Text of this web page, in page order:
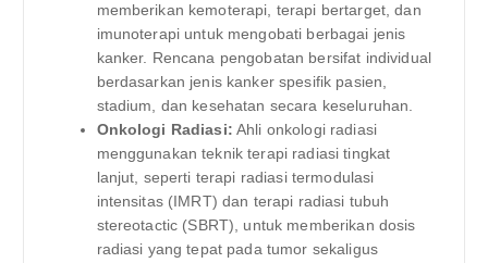
memberikan kemoterapi, terapi bertarget, dan
imunoterapi untuk mengobati berbagai jenis
kanker. Rencana pengobatan bersifat individual
berdasarkan jenis kanker spesifik pasien,
stadium, dan kesehatan secara keseluruhan.
Onkologi Radiasi: Ahli onkologi radiasi
menggunakan teknik terapi radiasi tingkat
lanjut, seperti terapi radiasi termodulasi
intensitas (IMRT) dan terapi radiasi tubuh
stereotactic (SBRT), untuk memberikan dosis
radiasi yang tepat pada tumor sekaligus